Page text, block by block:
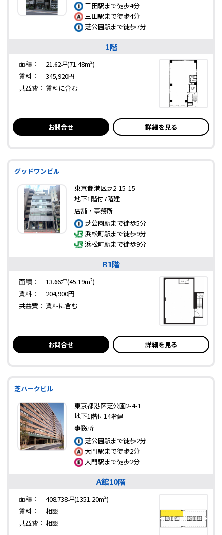
三田駅まで徒歩4分
三田駅まで徒歩4分
芝公園駅まで徒歩7分
1階
面積：
21.62坪(71.48m²)
賃料：
345,920円
共益費： 賃料に含む
お問合せ 詳細を見る
グッドワンビル
東京都港区芝2-15-15
地下1階付7階建
店舗・事務所
芝公園駅まで徒歩5分
浜松町駅まで徒歩9分
浜松町駅まで徒歩9分
B1階
面積：
13.66坪(45.19m²)
賃料：
204,900円
共益費： 賃料に含む
お問合せ 詳細を見る
芝パークビル
東京都港区芝公園2-4-1
地下1階付14階建
事務所
芝公園駅まで徒歩2分
大門駅まで徒歩2分
大門駅まで徒歩2分
A館10階
面積：
408.738坪(1351.20m²)
賃料：
相談
共益費： 相談